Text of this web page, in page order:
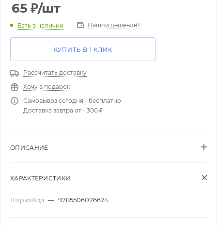
65 ₽/шт
Есть в наличии Нашли дешевле?
КУПИТЬ В 1 КЛИК
Рассчитать доставку
Хочу в подарок
Самовывоз сегодня - бесплатно
Доставка завтра от - 300 ₽
ОПИСАНИЕ
ХАРАКТЕРИСТИКИ
ШтрихКод — 9785506076674